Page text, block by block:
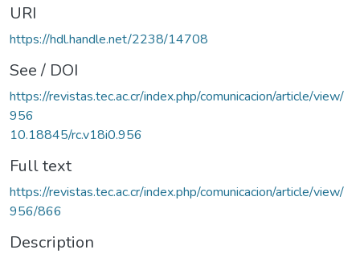
URI
https://hdl.handle.net/2238/14708
See / DOI
https://revistas.tec.ac.cr/index.php/comunicacion/article/view/
956
10.18845/rc.v18i0.956
Full text
https://revistas.tec.ac.cr/index.php/comunicacion/article/view/
956/866
Description